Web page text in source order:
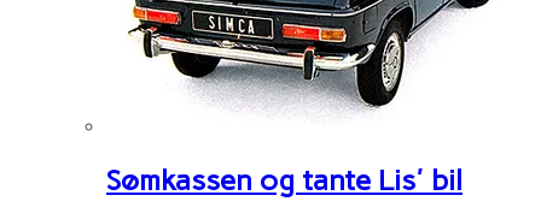
Sømkassen og tante Lis' bil